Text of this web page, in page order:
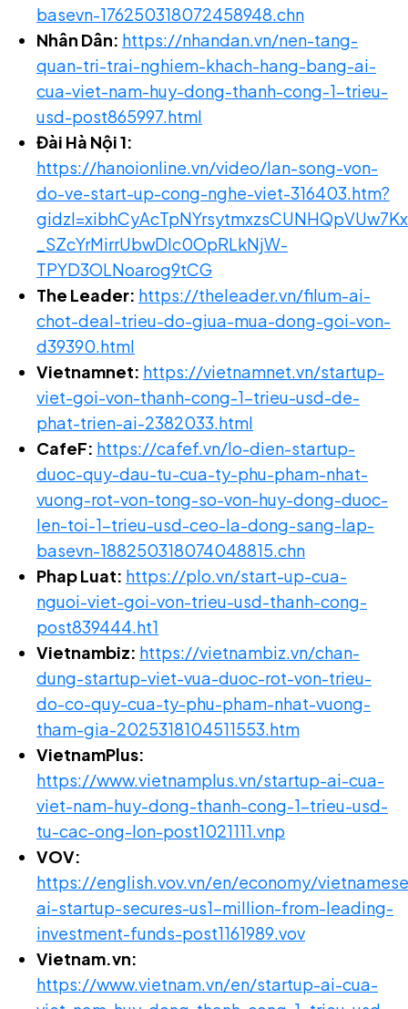
basevn-176250318072458948.chn
Nhân Dân: https://nhandan.vn/nen-tang-
quan-tri-trai-nghiem-khach-hang-bang-ai-
cua-viet-nam-huy-dong-thanh-cong-1-trieu-
usd-post865997.html
Đài Hà Nội 1:
https://hanoionline.vn/video/lan-song-von-
do-ve-start-up-cong-nghe-viet-316403.htm?
_SZcYrMirrUbwDlc0OpRLkNjW-
TPYD3OLNoarog9tCG
The Leader: https://theleader.vn/filum-ai-
chot-deal-trieu-do-giua-mua-dong-goi-von-
d39390.html
Vietnamnet: https://vietnamnet.vn/startup-
viet-goi-von-thanh-cong-1-trieu-usd-de-
phat-trien-ai-2382033.html
CafeF: https://cafef.vn/lo-dien-startup-
duoc-quy-dau-tu-cua-ty-phu-pham-nhat-
vuong-rot-von-tong-so-von-huy-dong-duoc-
len-toi-1-trieu-usd-ceo-la-dong-sang-lap-
basevn-188250318074048815.chn
Phap Luat: https://plo.vn/start-up-cua-
nguoi-viet-goi-von-trieu-usd-thanh-cong-
post839444.ht1
Vietnambiz: https://vietnambiz.vn/chan-
dung-startup-viet-vua-duoc-rot-von-trieu-
do-co-quy-cua-ty-phu-pham-nhat-vuong-
tham-gia-2025318104511553.htm
VietnamPlus:
https://www.vietnamplus.vn/startup-ai-cua-
viet-nam-huy-dong-thanh-cong-1-trieu-usd-
tu-cac-ong-lon-post1021111.vnp
VOV:
https://english.vov.vn/en/economy/
ai-startup-secures-us1-million-from-leading-
investment-funds-post1161989.vov
Vietnam.vn:
https://www.vietnam.vn/en/startup-ai-cua-